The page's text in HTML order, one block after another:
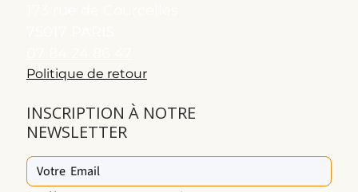
Politique de retour
INSCRIPTION À NOTRE
NEWSLETTER